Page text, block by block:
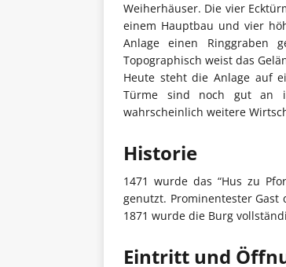
Weiherhäuser. Die vier
einem Hauptbau und vier
Anlage einen Ringgraben
Topographisch weist das
Heute steht die Anlage auf
Türme sind noch gut an
wahrscheinlich weitere
Historie
1471 wurde das “Hus zu
genutzt. Prominentester Gast
1871 wurde die Burg
Eintritt und